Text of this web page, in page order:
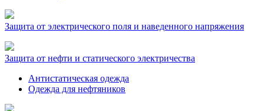
Защита от электрического поля и наведенного напряжения
Защита от нефти и статического электричества
Антистатическая одежда
Одежда для нефтяников